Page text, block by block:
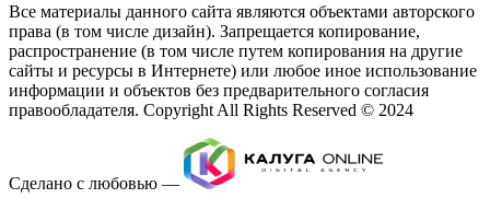
Все материалы данного сайта являются объектами авторского
права (в том числе дизайн). Запрещается копирование,
распространение (в том числе путем копирования на другие
сайты и ресурсы в Интернете) или любое иное использование
информации и объектов без предварительного согласия
правообладателя. Copyright All Rights Reserved © 2024
Сделано с любовью —